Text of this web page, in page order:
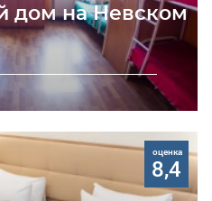
дом на Невском
оценка
8,4